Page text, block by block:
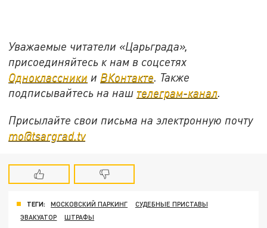
Уважаемые читатели «Царьграда»,
присоединяйтесь к нам в соцсетях
Одноклассники и ВКонтакте. Также
подписывайтесь на наш телеграм-канал.
Присылайте свои письма на электронную почту
mo@tsargrad.tv
ТЕГИ: МОСКОВСКИЙ ПАРКИНГ
СУДЕБНЫЕ ПРИСТАВЫ
ЭВАКУАТОР
ШТРАФЫ